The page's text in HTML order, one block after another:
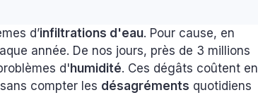
d’infiltrations d'eau. Pour cause, en
année. De nos jours, près de 3 millions
d'humidité. Ces dégâts coûtent en
compter les désagréments quotidiens